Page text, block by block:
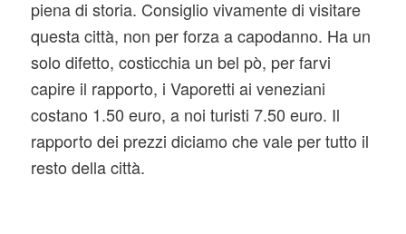
piena di storia. Consiglio vivamente di visitare
questa città, non per forza a capodanno. Ha un
solo difetto, costicchia un bel pò, per farvi
capire il rapporto, i Vaporetti ai veneziani
costano 1.50 euro, a noi turisti 7.50 euro. Il
rapporto dei prezzi diciamo che vale per tutto il
resto della città.